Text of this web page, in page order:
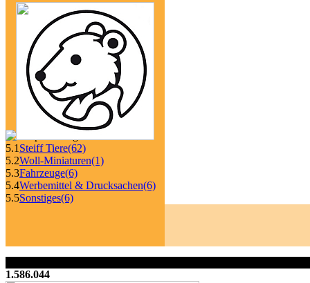
5.1 Steiff Tiere(62)
5.2Woll-Miniaturen(1)
5.3Fahrzeuge(6)
5.4Werbemittel & Drucksachen(6)
5.5Sonstiges(6)
1.586.044